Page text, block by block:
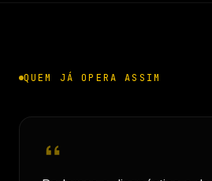
QUEM JÁ OPERA ASSIM